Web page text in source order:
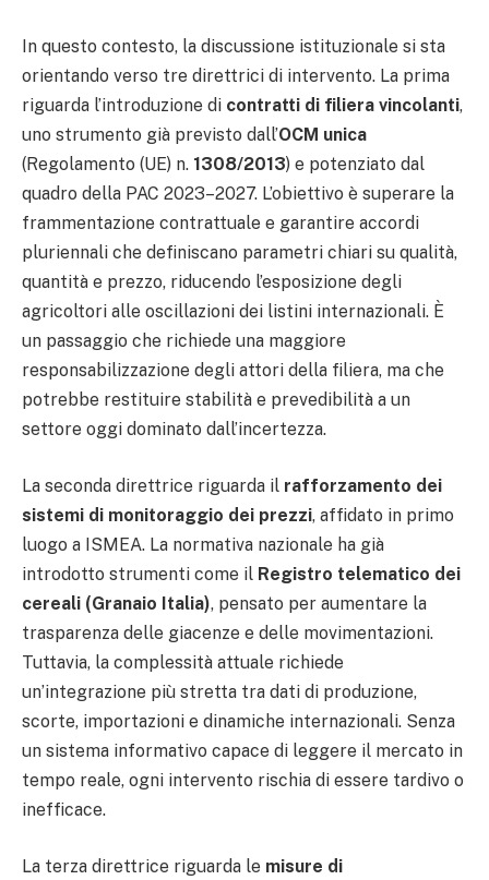
In questo contesto, la discussione istituzionale si sta
orientando verso tre direttrici di intervento. La prima
riguarda l’introduzione di contratti di filiera vincolanti,
uno strumento già previsto dall’OCM unica
(Regolamento (UE) n. 1308/2013) e potenziato dal
quadro della PAC 2023–2027. L’obiettivo è superare la
frammentazione contrattuale e garantire accordi
pluriennali che definiscano parametri chiari su qualità,
quantità e prezzo, riducendo l’esposizione degli
agricoltori alle oscillazioni dei listini internazionali. È
un passaggio che richiede una maggiore
responsabilizzazione degli attori della filiera, ma che
potrebbe restituire stabilità e prevedibilità a un
settore oggi dominato dall’incertezza.
La seconda direttrice riguarda il rafforzamento dei
sistemi di monitoraggio dei prezzi, affidato in primo
luogo a ISMEA. La normativa nazionale ha già
introdotto strumenti come il Registro telematico dei
cereali (Granaio Italia), pensato per aumentare la
trasparenza delle giacenze e delle movimentazioni.
Tuttavia, la complessità attuale richiede
un’integrazione più stretta tra dati di produzione,
scorte, importazioni e dinamiche internazionali. Senza
un sistema informativo capace di leggere il mercato in
tempo reale, ogni intervento rischia di essere tardivo o
inefficace.
La terza direttrice riguarda le misure di